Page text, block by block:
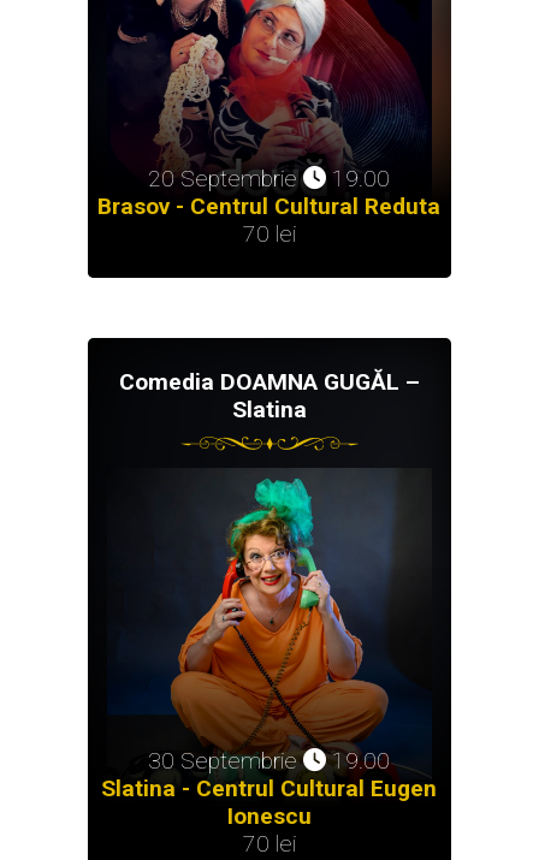
20 Septembrie
19.00
Brasov - Centrul Cultural Reduta
70 lei
Comedia DOAMNA GUGĂL –
Slatina
30 Septembrie
19.00
Slatina - Centrul Cultural Eugen
Ionescu
70 lei